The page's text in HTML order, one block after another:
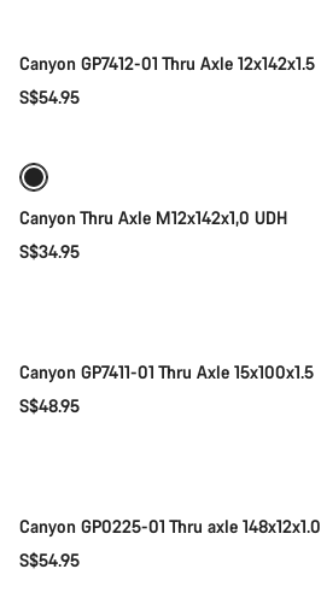
Canyon GP7412-01 Thru Axle 12x142x1.5
S$54.95
Canyon Thru Axle M12x142x1,0 UDH
S$34.95
Canyon GP7411-01 Thru Axle 15x100x1.5
S$48.95
Canyon GP0225-01 Thru axle 148x12x1.0
S$54.95
开始聊天